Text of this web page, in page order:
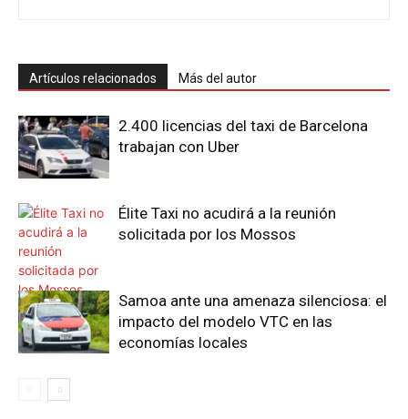
Artículos relacionados Más del autor
2.400 licencias del taxi de Barcelona
trabajan con Uber
Élite Taxi no acudirá a la reunión
solicitada por los Mossos
Samoa ante una amenaza silenciosa: el
impacto del modelo VTC en las
economías locales